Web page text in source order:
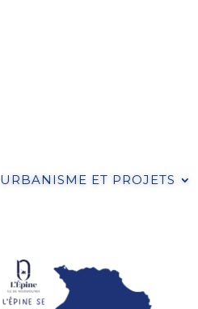
URBANISME ET PROJETS